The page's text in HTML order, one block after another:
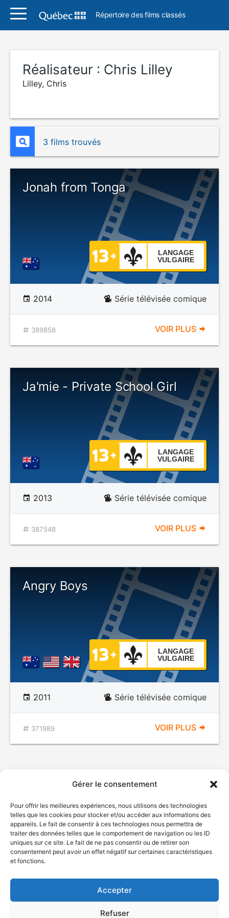
Gérer le consentement
Pour offrir les meilleures expériences, nous utilisons des technologies
telles que les cookies pour stocker et/ou accéder aux informations des
appareils. Le fait de consentir à ces technologies nous permettra de
traiter des données telles que le comportement de navigation ou les ID
uniques sur ce site. Le fait de ne pas consentir ou de retirer son
consentement peut avoir un effet négatif sur certaines caractéristiques
et fonctions.
Accepter
Refuser
Répertoire des films classés
Réalisateur : Chris Lilley
Lilley, Chris
3 films trouvés
Jonah from Tonga
LANGAGE
VULGAIRE
2014 Série télévisée comique
389858 VOIR PLUS
Ja'mie - Private School Girl
LANGAGE
VULGAIRE
2013 Série télévisée comique
387548 VOIR PLUS
Angry Boys
LANGAGE
VULGAIRE
2011 Série télévisée comique
371989 VOIR PLUS
© Gouvernement du Québec, 2026
Plan du site
Accessibilité
Accès à l'information
Déclaration de services